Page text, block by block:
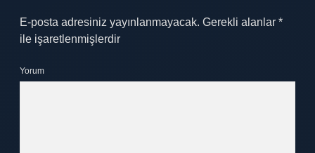
E-posta adresiniz yayınlanmayacak. Gerekli alanlar *
ile işaretlenmişlerdir
Yorum